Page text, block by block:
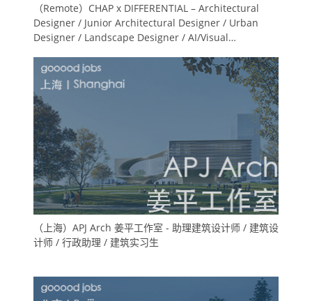
（Remote）CHAP x DIFFERENTIAL – Architectural
Designer / Junior Architectural Designer / Urban
Designer / Landscape Designer / AI/Visual
Computational Design Architect
（上海）APJ Arch 姜平工作室 - 助理建筑设计师 / 建筑设
计师 / 行政助理 / 建筑实习生